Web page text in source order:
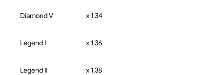
Diamond V x 1.34
Legend I x 1.36
Legend II x 1.38